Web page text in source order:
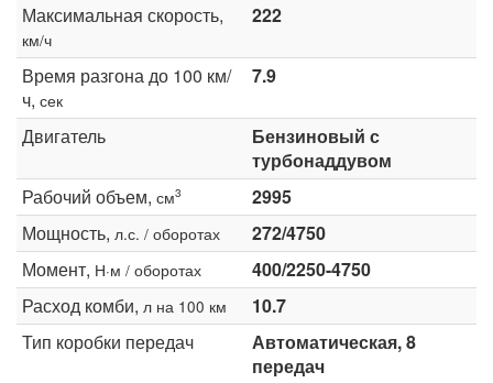
Максимальная скорость,
км/ч
222
Время разгона до 100 км/
ч, сек
7.9
Двигатель
Бензиновый с
турбонаддувом
Рабочий объем, см3
2995
Мощность, л.с. / оборотах
272/4750
Момент, Н·м / оборотах
400/2250-4750
Расход комби, л на 100 км
10.7
Тип коробки передач
Автоматическая, 8
передач